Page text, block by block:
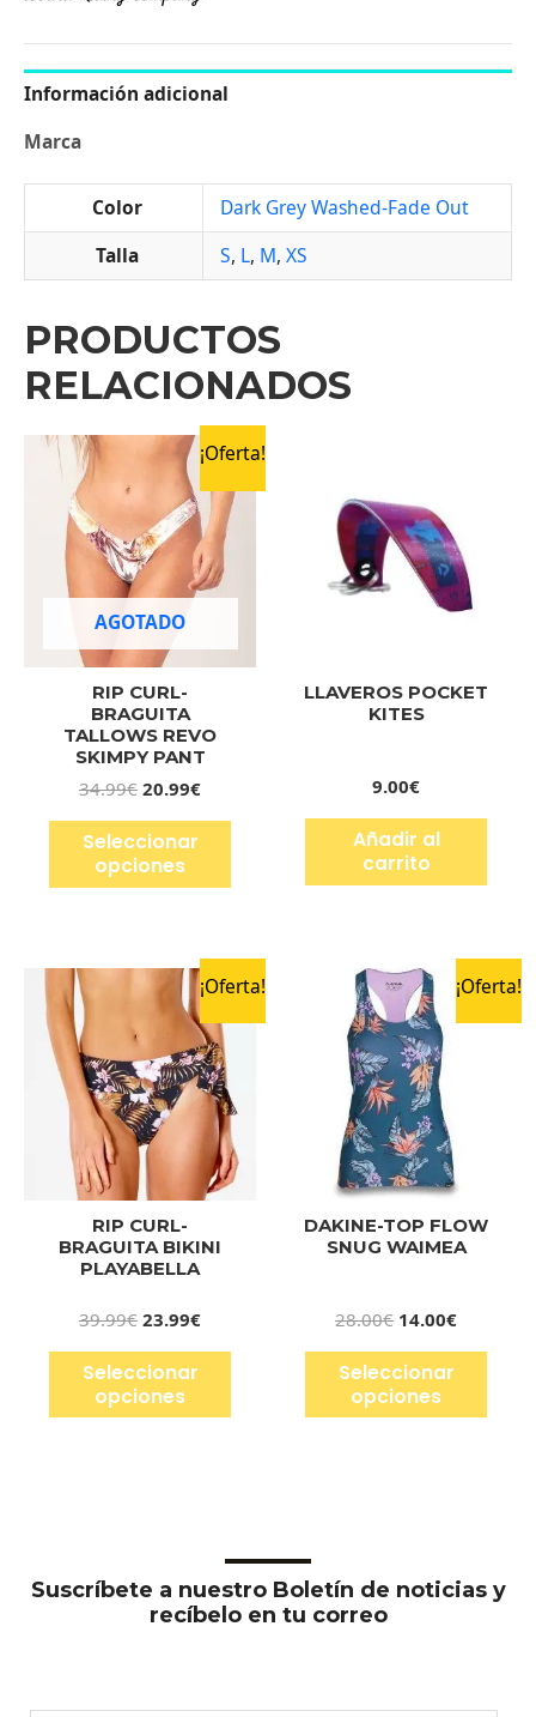
Información adicional
Marca
Color
Dark Grey Washed-Fade Out
Talla
S, L, M, XS
PRODUCTOS
RELACIONADOS
¡Oferta!
AGOTADO
RIP CURL-
BRAGUITA
TALLOWS REVO
SKIMPY PANT
34.99€ 20.99€
Seleccionar
opciones
LLAVEROS POCKET
KITES
9.00€
Añadir al
carrito
¡Oferta!
RIP CURL-
BRAGUITA BIKINI
PLAYABELLA
39.99€ 23.99€
Seleccionar
opciones
¡Oferta!
DAKINE-TOP FLOW
SNUG WAIMEA
28.00€ 14.00€
Seleccionar
opciones
Suscríbete a nuestro Boletín de noticias y
recíbelo en tu correo